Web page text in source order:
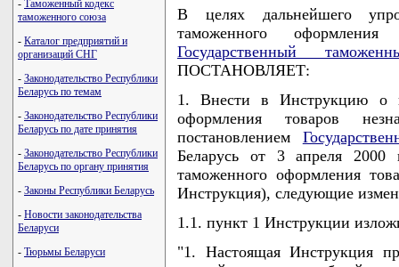
- Таможенный кодекс
таможенного союза
- Каталог предприятий и
организаций СНГ
- Законодательство Республики
Беларусь по темам
- Законодательство Республики
Беларусь по дате принятия
- Законодательство Республики
Беларусь по органу принятия
- Законы Республики Беларусь
- Новости законодательства
Беларуси
- Тюрьмы Беларуси
В целях дальнейшего
таможенного оформления
Государственный
ПОСТАНОВЛЯЕТ:
1. Внести в Инструкцию о
оформления товаров
постановлением
Беларусь от 3 апреля
таможенного оформления
Инструкция), следующие
1.1. пункт 1 Инструкции
"1. Настоящая Инструкция